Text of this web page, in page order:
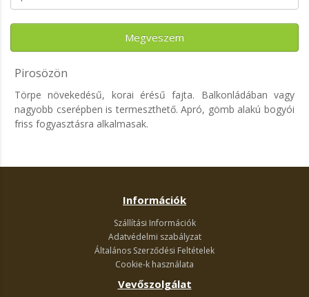
Megveszem
Pirosözön
Törpe növekedésű, korai érésű fajta. Balkonládában vagy
nagyobb cserépben is termeszthető. Apró, gömb alakú bogyói
friss fogyasztásra alkalmasak.
Információk
Szállítási Információk
Adatvédelmi szabályzat
Általános Szerződési Feltételek
Cookie-k használata
Vevőszolgálat